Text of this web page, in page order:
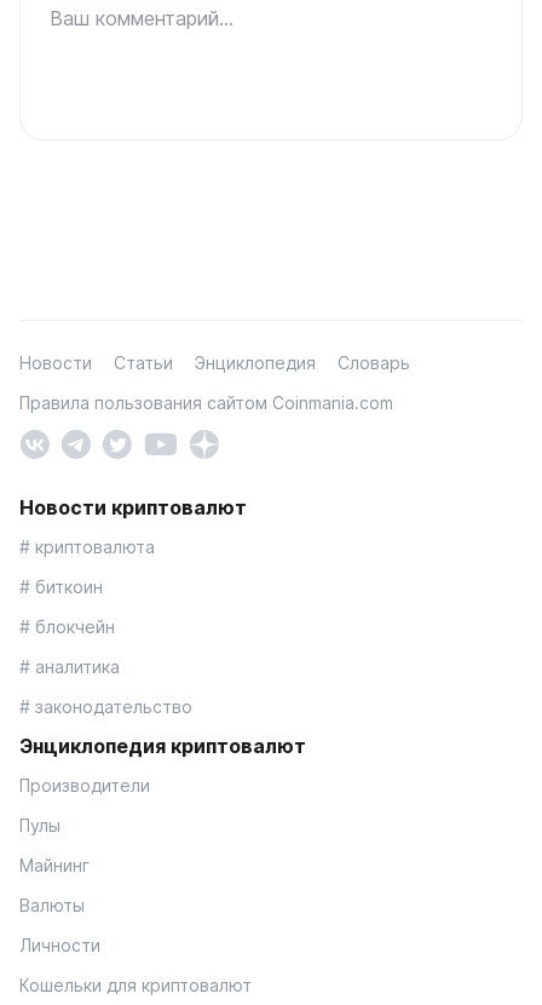
Ваш комментарий...
Новости Статьи Энциклопедия
Словарь
Правила пользования сайтом Coinmania.com
Новости криптовалют
# криптовалюта
# биткоин
# блокчейн
# аналитика
# законодательство
Энциклопедия криптовалют
Производители
Пулы
Майнинг
Валюты
Личности
Кошельки для криптовалют